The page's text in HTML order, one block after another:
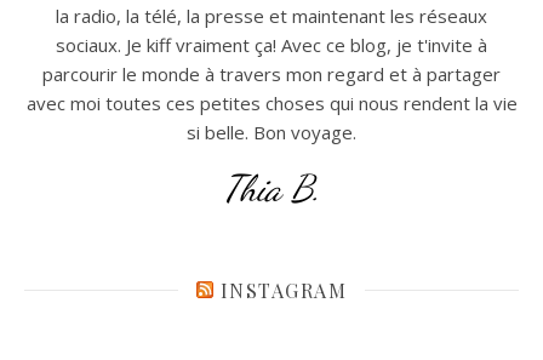
la radio, la télé, la presse et maintenant les réseaux
sociaux. Je kiff vraiment ça! Avec ce blog, je t'invite à
parcourir le monde à travers mon regard et à partager
avec moi toutes ces petites choses qui nous rendent la vie
si belle. Bon voyage.
Thia B.
INSTAGRAM